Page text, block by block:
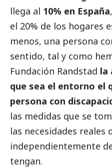
llega al 10% en España
el 20% de los hogares
menos, una persona
sentido, tal y como
Fundación Randstad la
que sea el entorno el
persona con
las medidas que se
las necesidades reales
independientemente
tengan.